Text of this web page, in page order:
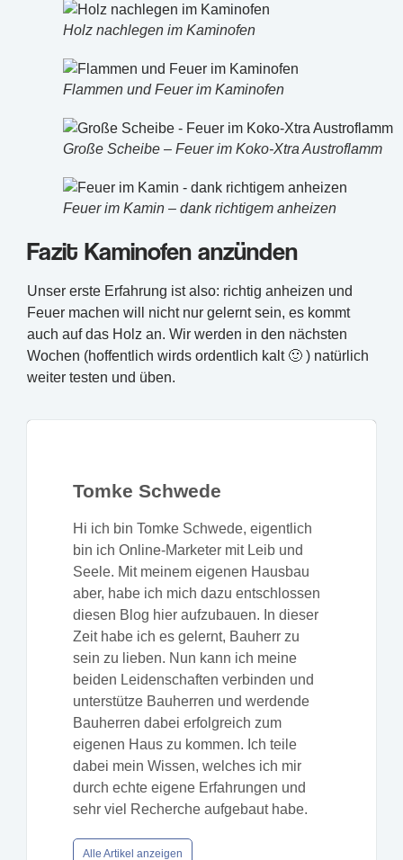
Holz nachlegen im Kaminofen
Flammen und Feuer im Kaminofen
Große Scheibe – Feuer im Koko-Xtra Austroflamm
Feuer im Kamin – dank richtigem anheizen
Fazit Kaminofen anzünden
Unser erste Erfahrung ist also: richtig anheizen und
Feuer machen will nicht nur gelernt sein, es kommt
auch auf das Holz an. Wir werden in den nächsten
Wochen (hoffentlich wirds ordentlich kalt 🙂 ) natürlich
weiter testen und üben.
Tomke Schwede
Hi ich bin Tomke Schwede, eigentlich
bin ich Online-Marketer mit Leib und
Seele. Mit meinem eigenen Hausbau
aber, habe ich mich dazu entschlossen
diesen Blog hier aufzubauen. In dieser
Zeit habe ich es gelernt, Bauherr zu
sein zu lieben. Nun kann ich meine
beiden Leidenschaften verbinden und
unterstütze Bauherren und werdende
Bauherren dabei erfolgreich zum
eigenen Haus zu kommen. Ich teile
dabei mein Wissen, welches ich mir
durch echte eigene Erfahrungen und
sehr viel Recherche aufgebaut habe.
Alle Artikel anzeigen